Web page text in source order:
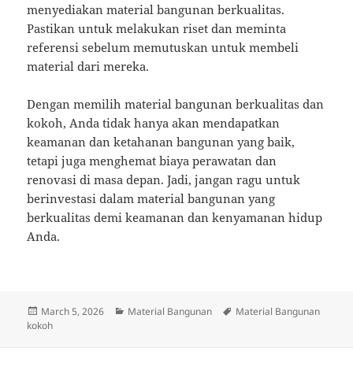
menyediakan material bangunan berkualitas.
Pastikan untuk melakukan riset dan meminta
referensi sebelum memutuskan untuk membeli
material dari mereka.
Dengan memilih material bangunan berkualitas dan
kokoh, Anda tidak hanya akan mendapatkan
keamanan dan ketahanan bangunan yang baik,
tetapi juga menghemat biaya perawatan dan
renovasi di masa depan. Jadi, jangan ragu untuk
berinvestasi dalam material bangunan yang
berkualitas demi keamanan dan kenyamanan hidup
Anda.
Posted
on
March 5, 2026 Categories
Material Bangunan Tags
Material Bangunan
kokoh